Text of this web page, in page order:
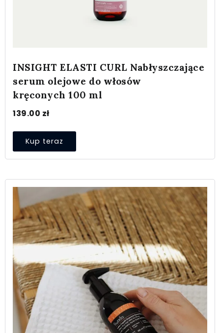
INSIGHT ELASTI CURL Nabłyszczające
serum olejowe do włosów
kręconych 100 ml
139.00 zł
Kup teraz